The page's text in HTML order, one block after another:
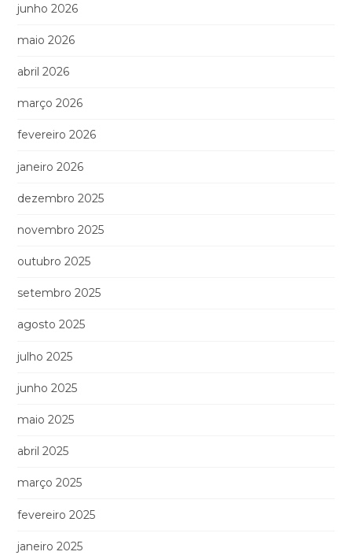
junho 2026
maio 2026
abril 2026
março 2026
fevereiro 2026
janeiro 2026
dezembro 2025
novembro 2025
outubro 2025
setembro 2025
agosto 2025
julho 2025
junho 2025
maio 2025
abril 2025
março 2025
fevereiro 2025
janeiro 2025